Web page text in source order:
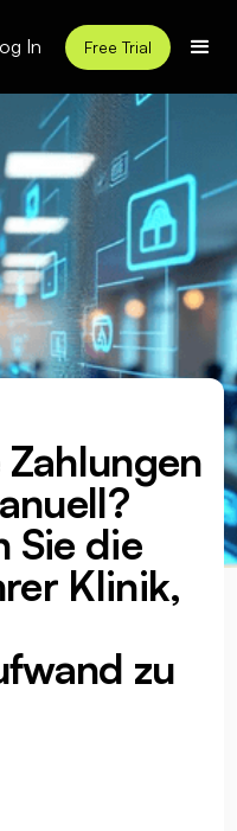
In Free Trial
Sie die
Klinik,
zu